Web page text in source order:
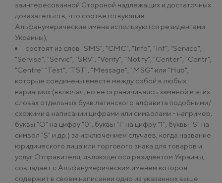
заинтересованной Стороной надлежащих и достаточных
доказательств, что соответствующие
Альфанумерические имена используются резидентами
Украины);
состоят из слов "SMS", "СМС", "Info", "Inf", "Service",
"Servise", "Servic", "SRV", "Verify", "Notify", "Center", "Centr",
"Centre" "Test", "TST", "Message", "MSG" или "Hub",
которые соединены вместе между собой в любых
вариациях (включая, но не ограничиваясь заменой в этих
словах отдельных букв латинского алфавита подобными/
схожими в написании цифрами или символами - например,
буквы "О" на цифру "0", буквы "І" на цифру "1", буквы "S" на
символ "$" и др.) за исключением случаев, когда название
юридического лица или торгового знака для товаров и
услуг Отправителя, являющегося резидентом Украины,
совпадает с Альфанумерическим именем которое
содержит в своем написании одно из указанных выше